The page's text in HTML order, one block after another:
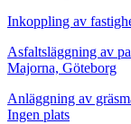
Inkoppling av
Asfaltsläggning av
Majorna, Göteborg
Anläggning av
Ingen plats